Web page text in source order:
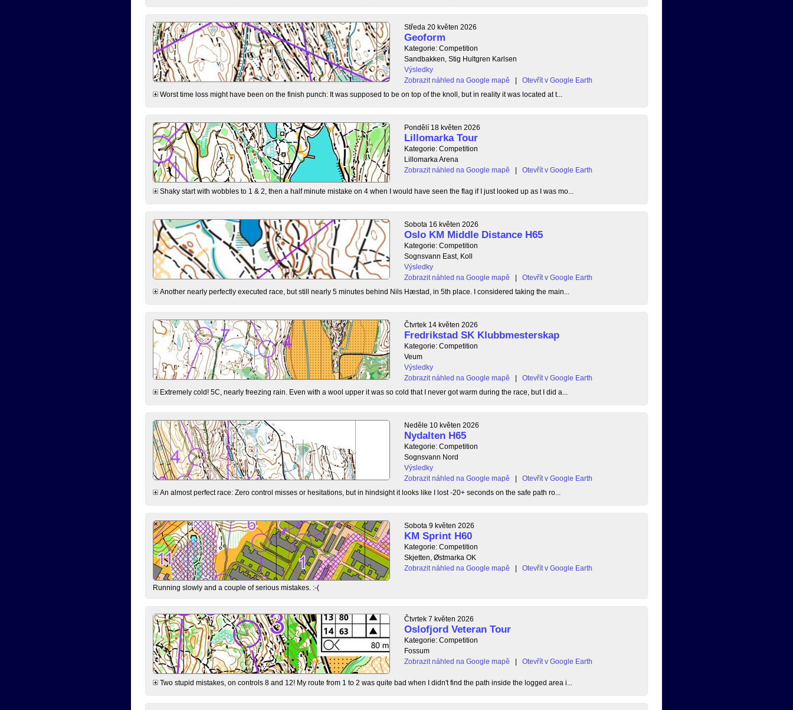
Středa 20 květen 2026
Geoform
Kategorie: Competition
Sandbakken, Stig Hultgren Karlsen
Výsledky
Zobrazit náhled na Google mapě
|
Otevřít v Google Earth
Worst time loss might have been on the finish punch: It was supposed to be on top of the knoll, but in reality it was located at t...
Pondělí 18 květen 2026
Lillomarka Tour
Kategorie: Competition
Lillomarka Arena
Zobrazit náhled na Google mapě
| Otevřít v Google Earth
Shaky start with wobbles to 1 & 2, then a half minute mistake on 4 when I would have seen the flag if I just looked up as I was mo...
Sobota 16 květen 2026
Oslo KM Middle Distance H65
Kategorie: Competition
Sognsvann East, Koll
Výsledky
Zobrazit náhled na Google mapě
|
Otevřít v Google Earth
Another nearly perfectly executed race, but still nearly 5 minutes behind Nils Hæstad, in 5th place. I considered taking the main...
Čtvrtek 14 květen 2026
Fredrikstad SK Klubbmesterskap
Kategorie: Competition
Veum
Výsledky
Zobrazit náhled na Google mapě
|
Otevřít v Google Earth
Extremely cold! 5C, nearly freezing rain. Even with a wool upper it was so cold that I never got warm during the race, but I did a...
Neděle 10 květen 2026
Nydalten H65
Kategorie: Competition
Sognsvann Nord
Výsledky
Zobrazit náhled na Google mapě
|
Otevřít v Google Earth
An almost perfect race: Zero control misses or hesitations, but in hindsight it looks like I lost -20+ seconds on the safe path ro...
Sobota 9 květen 2026
KM Sprint H60
Kategorie: Competition
Skjetten, Østmarka OK
Zobrazit náhled na Google mapě
| Otevřít v Google Earth
Running slowly and a couple of serious mistakes. :-(
Čtvrtek 7 květen 2026
Oslofjord Veteran Tour
Kategorie: Competition
Fossum
Zobrazit náhled na Google mapě
| Otevřít v Google Earth
Two stupid mistakes, on controls 8 and 12! My route from 1 to 2 was quite bad when I didn't find the path inside the logged area i...